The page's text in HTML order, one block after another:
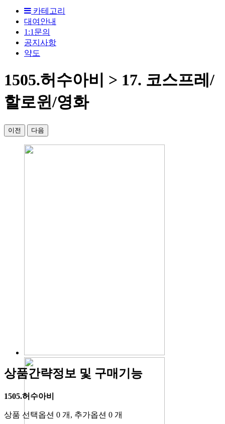
카테고리
대여안내
1:1문의
공지사항
약도
1505.허수아비 > 17. 코스프레/
할로윈/영화
이전 다음
상품간략정보 및 구매기능
1505.허수아비
상품 선택옵션 0 개, 추가옵션 0 개